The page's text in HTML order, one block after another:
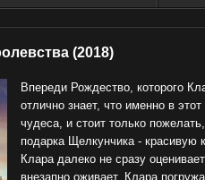
(2018)
Впереди Рождество, которого
отлично знает, что именно в
чудеса, и стоит только
подарка Щелкунчика - красивую
Клара далеко не сразу
внезапно оживает, Клара